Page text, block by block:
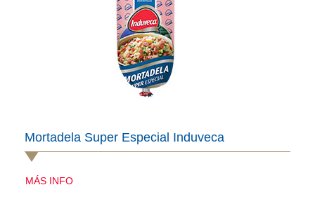
Mortadela Super Especial Induveca
MÁS INFO